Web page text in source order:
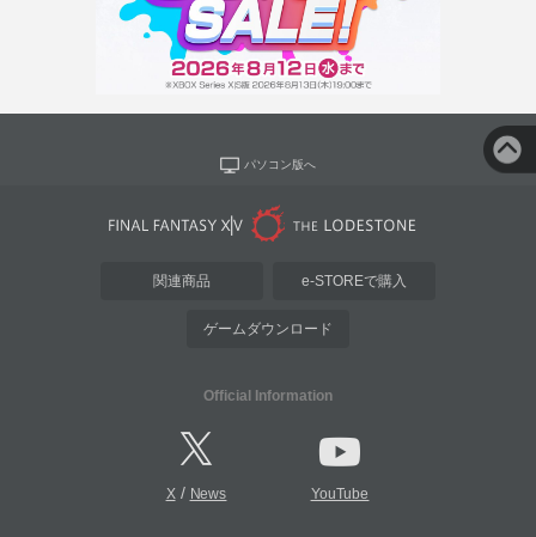
パソコン版へ
関連商品 e-STOREで購入
ゲームダウンロード
Official Information
X/ News YouTube